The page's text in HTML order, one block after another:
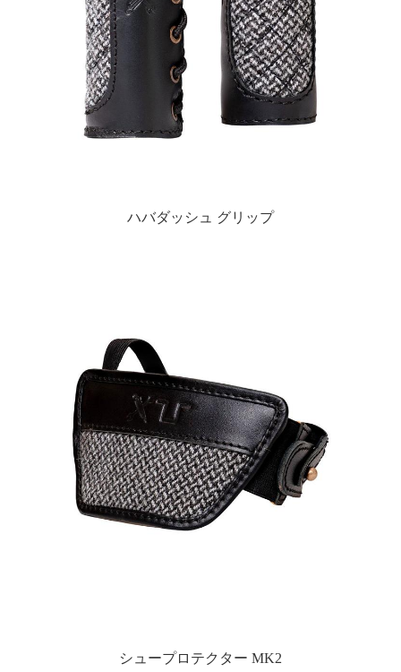
ハバダッシュ グリップ
シュープロテクター MK2